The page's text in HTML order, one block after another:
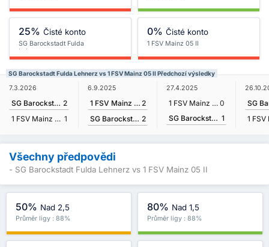
25% Čisté konto
SG Barockstadt Fulda
Lehnerz
0% Čisté konto
1 FSV Mainz 05 II
SG Barockstadt Fulda Lehnerz vs 1 FSV Mainz 05 II Předchozí výsledky
7.3.2026
SG Barockstadt Fulda Lehnerz 2
1 FSV Mainz 05 II 1
6.9.2025
1 FSV Mainz 05 II 2
SG Barockstadt Fulda Lehnerz 2
27.4.2025
1 FSV Mainz 05 II 0
SG Barockstadt Fulda Lehnerz 1
Všechny předpovědi
- SG Barockstadt Fulda Lehnerz vs 1 FSV Mainz 05 II
50% Nad 2,5
Průměr ligy : 88%
80% Nad 1,5
Průměr ligy : 88%